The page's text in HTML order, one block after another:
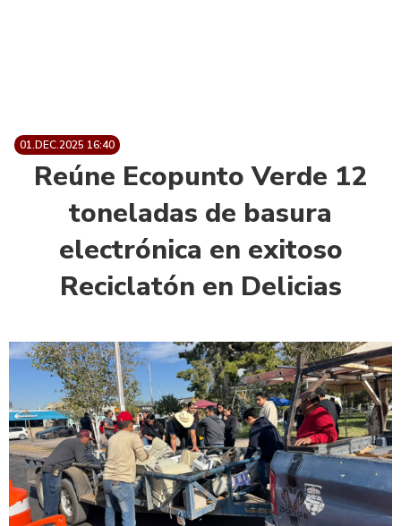
01.DEC.2025 16:40
Reúne Ecopunto Verde 12
toneladas de basura
electrónica en exitoso
Reciclatón en Delicias